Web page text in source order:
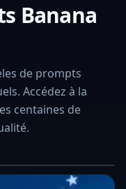
Banana
de prompts
Accédez à la
centaines de